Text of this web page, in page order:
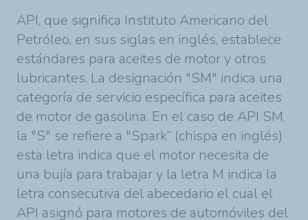
API, que significa Instituto Americano del
Petróleo, en sus siglas en inglés, establece
estándares para aceites de motor y otros
lubricantes. La designación "SM" indica una
categoría de servicio específica para aceites
de motor de gasolina. En el caso de API SM,
la "S" se refiere a "Spark” (chispa en inglés)
esta letra indica que el motor necesita de
una bujía para trabajary la letra M indica la
letra consecutiva del abecedario el cual el
API asignó para motores de automóviles del